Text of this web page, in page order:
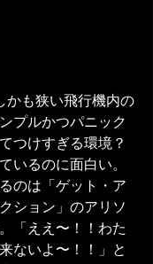
かも狭い飛行機内の
プルかつパニック
つけすぎる環境？
いるのに面白い。
のは「ゲット・ア
ション」のアリソ
「ええ〜！！わた
ないよ〜！！」と